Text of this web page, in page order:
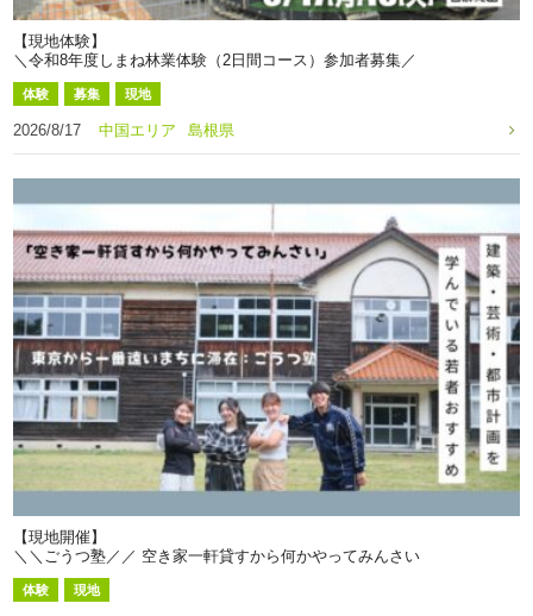
【現地体験】
＼令和8年度しまね林業体験（2日間コース）参加者募集／
体験 募集 現地
2026/8/17 中国エリア 島根県
【現地開催】
＼＼ごうつ塾／／ 空き家一軒貸すから何かやってみんさい
体験 現地